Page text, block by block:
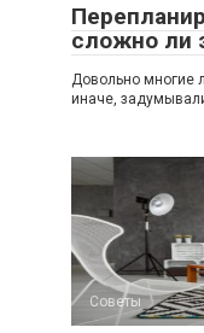
сложно ли
Довольно многие
иначе,
Советы